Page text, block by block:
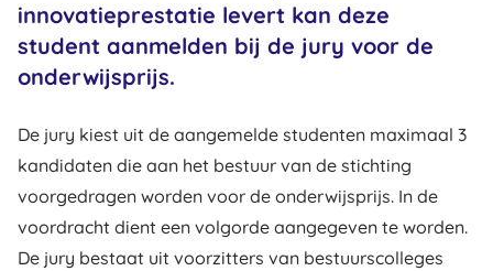
innovatieprestatie levert kan deze
student aanmelden bij de jury voor de
onderwijsprijs.
De jury kiest uit de aangemelde studenten maximaal 3
kandidaten die aan het bestuur van de stichting
voorgedragen worden voor de onderwijsprijs. In de
voordracht dient een volgorde aangegeven te worden.
De jury bestaat uit voorzitters van bestuurscolleges